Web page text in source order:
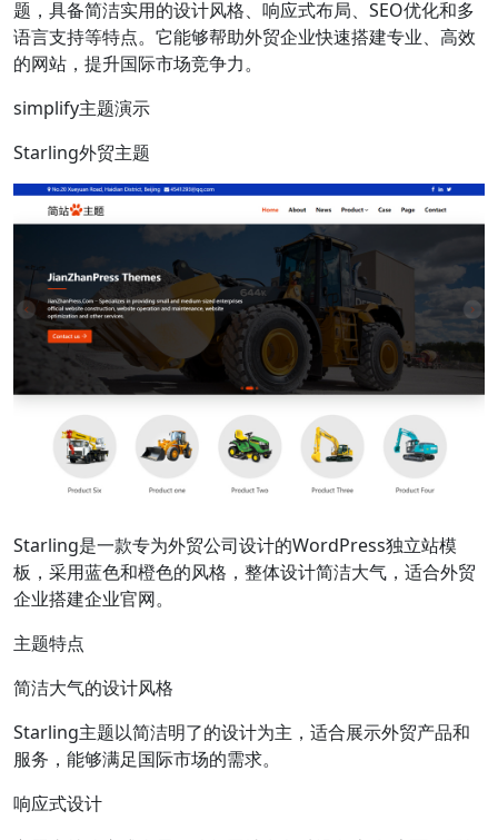
题，具备简洁实用的设计风格、响应式布局、SEO优化和多
语言支持等特点。它能够帮助外贸企业快速搭建专业、高效
的网站，提升国际市场竞争力。
simplify主题演示
Starling外贸主题
Starling是一款专为外贸公司设计的WordPress独立站模
板，采用蓝色和橙色的风格，整体设计简洁大气，适合外贸
企业搭建企业官网。
主题特点
简洁大气的设计风格
Starling主题以简洁明了的设计为主，适合展示外贸产品和
服务，能够满足国际市场的需求。
响应式设计